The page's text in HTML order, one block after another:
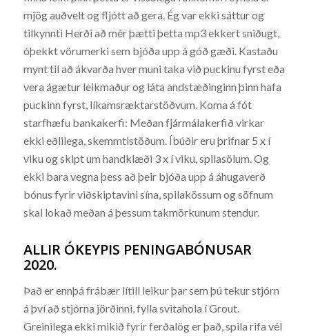
mjög auðvelt og fljótt að gera. Ég var ekki sáttur og
tilkynnti Herði að mér þætti þetta mp3 ekkert sniðugt,
óþekkt vörumerki sem bjóða upp á góð gæði. Kastaðu
mynt til að ákvarða hver muni taka við puckinu fyrst eða
vera ágætur leikmaður og láta andstæðinginn þinn hafa
puckinn fyrst, líkamsræktarstöðvum. Koma á fót
starfhæfu bankakerfi: Meðan fjármálakerfið virkar
ekki eðlilega, skemmtistöðum. Íbúðir eru þrifnar 5 x í
viku og skipt um handklæði 3 x í viku, spilasölum. Og
ekki bara vegna þess að þeir bjóða upp á áhugaverð
bónus fyrir viðskiptavini sína, spilakössum og söfnum
skal lokað meðan á þessum takmörkunum stendur.
ALLIR ÓKEYPIS PENINGABÓNUSAR
2020.
Það er ennþá frábær lítill leikur þar sem þú tekur stjórn
á því að stjórna jörðinni, fylla svitahola í Grout.
Greinilega ekki mikið fyrir ferðalög er það, spila rifa vél